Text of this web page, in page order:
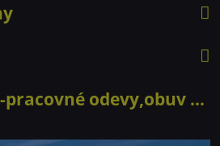
pracovné odevy,obuv ...